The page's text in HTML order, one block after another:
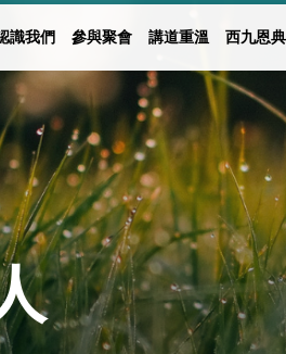
識我們 參與聚會 講道重溫 西九恩典